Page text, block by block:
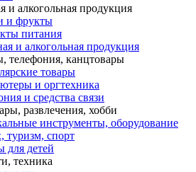
и алкогольная продукция
и фрукты
питания
и алкогольная продукция
телефония, канцтовары
товары
и оргтехника
и средства связи
развлечения, хобби
инструменты, оборудование
туризм, спорт
для детей
техника